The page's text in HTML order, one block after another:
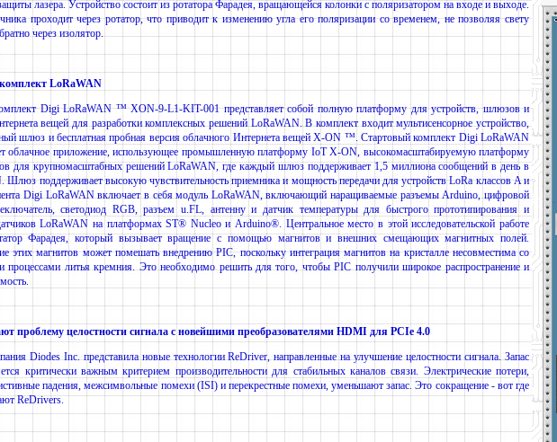
лазера. Устройство состоит из ротатора Фарадея, вращающейся колонки с поляризатором на входе и выходе.
проходит через ротатор, что приводит к изменению угла его поляризации со временем, не позволяя свету
через изолятор.
LoRaWAN
Digi LoRaWAN ™ XON-9-L1-KIT-001 представляет собой полную платформу для устройств, шлюзов и
вещей для разработки комплексных решений LoRaWAN. В комплект входит мультисенсорное устройство,
шлюз и бесплатная пробная версия облачного Интернета вещей X-ON ™. Стартовый комплект Digi LoRaWAN
облачное приложение, использующее промышленную платформу IoT X-ON, высокомасштабируемую платформу
для крупномасштабных решений LoRaWAN, где каждый шлюз поддерживает 1,5 миллиона сообщений в день в
Шлюз поддерживает высокую чувствительность приемника и мощность передачи для устройств LoRa классов A и
Digi LoRaWAN включает в себя модуль LoRaWAN, включающий наращиваемые разъемы Arduino, цифровой
светодиод RGB, разъем u.FL, антенну и датчик температуры для быстрого прототипирования и
LoRaWAN на платформах ST® Nucleo и Arduino®. Центральное место в этой исследовательской работе
Фарадея, который вызывает вращение с помощью магнитов и внешних смещающих магнитных полей.
этих магнитов может помешать внедрению PIC, поскольку интеграция магнитов на кристалле несовместима со
процессами литья кремния. Это необходимо решить для того, чтобы PIC получили широкое распространение и
проблему целостности сигнала с новейшими преобразователями HDMI для PCIe 4.0
Diodes Inc. представила новые технологии ReDriver, направленные на улучшение целостности сигнала. Запас
критически важным критерием производительности для стабильных каналов связи. Электрические потери,
падения, межсимвольные помехи (ISI) и перекрестные помехи, уменьшают запас. Это сокращение - вот где
ReDrivers.